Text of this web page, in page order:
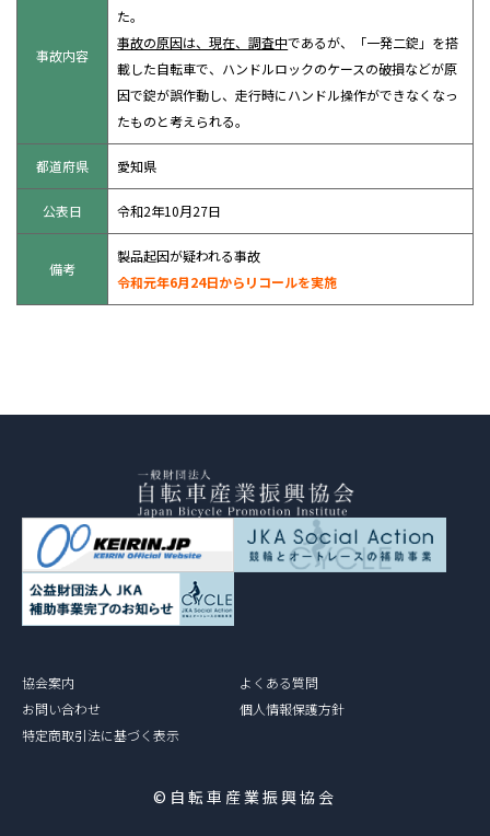
事故内容
た。
事故の原因は、現在、調査中であるが、「一発二錠」を搭
載した自転車で、ハンドルロックのケースの破損などが原
因で錠が誤作動し、走行時にハンドル操作ができなくなっ
たものと考えられる。
都道府県 愛知県
公表日 令和2年10月27日
備考
製品起因が疑われる事故
令和元年6月24日からリコールを実施
協会案内
よくある質問
お問い合わせ
個人情報保護方針
特定商取引法に基づく表示
©自転車産業振興協会